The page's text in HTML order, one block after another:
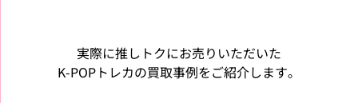
BTS Galaxy buds+ BTS Ed BTS JUNGKOOK ARTIST-
実際に推しトクにお売りいただいた
K-POPトレカの買取事例をご紹介します。